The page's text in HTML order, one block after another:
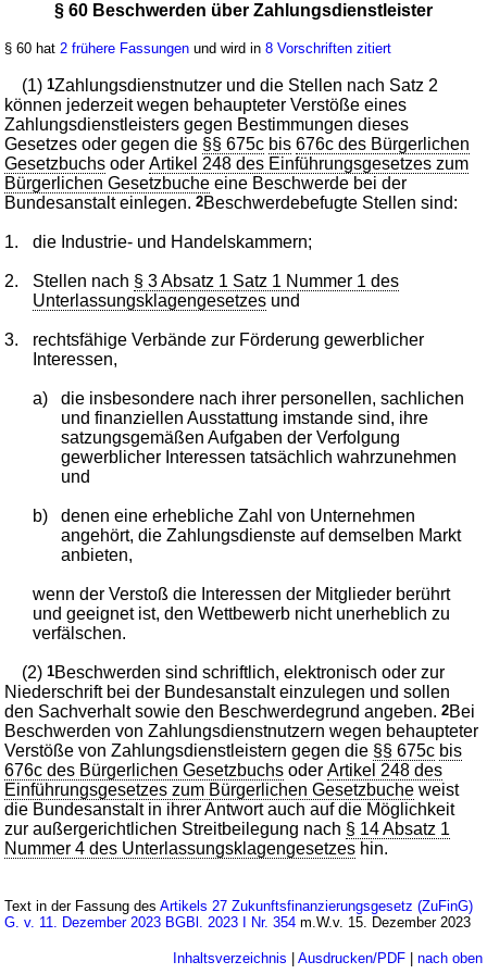
§ 60 Beschwerden über Zahlungsdienstleister
§ 60 hat2 frühere Fassungen und wird in8 Vorschriften zitiert
(1)1Zahlungsdienstnutzer und die Stellen nach Satz 2
können jederzeit wegen behaupteter Verstöße eines
Zahlungsdienstleisters gegen Bestimmungen dieses
Gesetzes oder gegen die §§ 675c bis 676c des Bürgerlichen
Gesetzbuchs oderArtikel 248 des Einführungsgesetzes zum
Bürgerlichen Gesetzbuche eine Beschwerde bei der
Bundesanstalt einlegen.2Beschwerdebefugte Stellen sind:
1. die Industrie- und Handelskammern;
2. Stellen nach § 3 Absatz 1 Satz 1 Nummer 1 des
Unterlassungsklagengesetzes und
3.
rechtsfähige Verbände zur Förderung gewerblicher
Interessen,
a)
die insbesondere nach ihrer personellen, sachlichen
und finanziellen Ausstattung imstande sind, ihre
satzungsgemäßen Aufgaben der Verfolgung
gewerblicher Interessen tatsächlich wahrzunehmen
und
b)
denen eine erhebliche Zahl von Unternehmen
angehört, die Zahlungsdienste auf demselben Markt
anbieten,
wenn der Verstoß die Interessen der Mitglieder berührt
und geeignet ist, den Wettbewerb nicht unerheblich zu
verfälschen.
(2)1Beschwerden sind schriftlich, elektronisch oder zur
Niederschrift bei der Bundesanstalt einzulegen und sollen
den Sachverhalt sowie den Beschwerdegrund angeben.2Bei
Beschwerden von Zahlungsdienstnutzern wegen behaupteter
Verstöße von Zahlungsdienstleistern gegen die §§ 675c bis
676c des Bürgerlichen Gesetzbuchs oderArtikel 248 des
Einführungsgesetzes zum Bürgerlichen Gesetzbuche weist
die Bundesanstalt in ihrer Antwort auch auf die Möglichkeit
zur außergerichtlichen Streitbeilegung nach § 14 Absatz 1
Nummer 4 des Unterlassungsklagengesetzes hin.
Text in der Fassung desArtikels 27 Zukunftsfinanzierungsgesetz (ZuFinG)
G. v. 11. Dezember 2023 BGBl. 2023 I Nr. 354 m.W.v. 15. Dezember 2023
Inhaltsverzeichnis Ausdrucken/PDF| nach oben